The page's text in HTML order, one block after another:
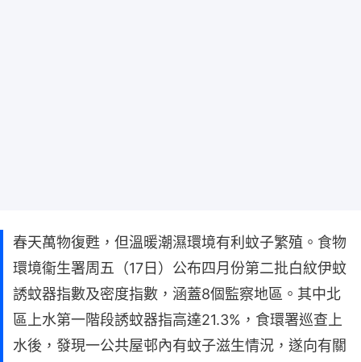
春天萬物復甦，但溫暖潮濕環境有利蚊子繁殖。食物
環境衞生署周五（17日）公布四月份第二批白紋伊蚊
誘蚊器指數及密度指數，涵蓋8個監察地區。其中北
區上水第一階段誘蚊器指高達21.3%，食環署巡查上
水後，發現一公共屋邨內有蚊子滋生情況，遂向有關